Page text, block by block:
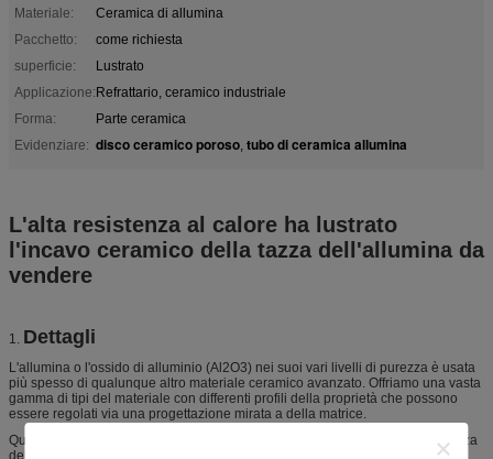
Materiale:
Ceramica di allumina
Pacchetto:
come richiesta
superficie:
Lustrato
Applicazione:Refrattario, ceramico industriale
Forma:
Parte ceramica
Evidenziare: disco ceramico poroso, tubo di ceramica allumina
L'alta resistenza al calore ha lustrato
l'incavo ceramico della tazza dell'allumina da
vendere
1. Dettagli
L'allumina o l'ossido di alluminio (Al2O3) nei suoi vari livelli di purezza è usata
più spesso di qualunque altro materiale ceramico avanzato. Offriamo una vasta
gamma di tipi del materiale con differenti profili della proprietà che possono
essere regolati via una progettazione mirata a della matrice.
Questo materiale ha la durezza molto alta, la rigidezza molto alta, la resistenza
della corrosione molto buona ai prodotti chimici a temperatura elevata e